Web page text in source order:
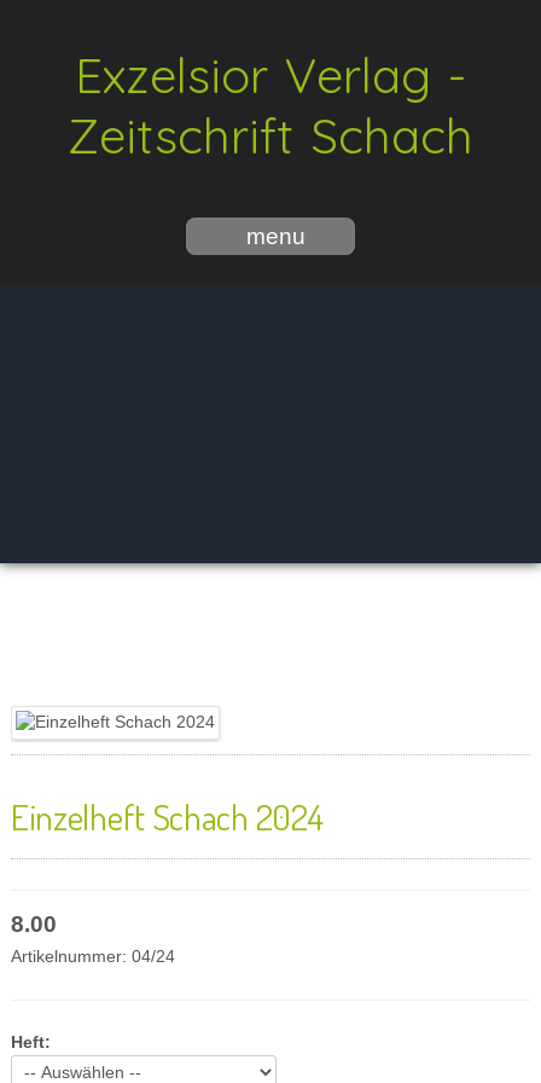
Exzelsior Verlag -
Zeitschrift Schach
menu
Einzelheft Schach 2024
8.00
Artikelnummer: 04/24
Heft: